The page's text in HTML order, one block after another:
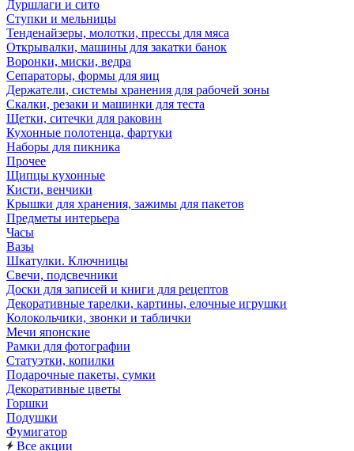
Дуршлаги и сито
Ступки и мельницы
Тенденайзеры, молотки, прессы для мяса
Открывалки, машины для закатки банок
Воронки, миски, ведра
Сепараторы, формы для яиц
Держатели, системы хранения для рабочей зоны
Скалки, резаки и машинки для теста
Щетки, ситечки для раковин
Кухонные полотенца, фартуки
Наборы для пикника
Прочее
Щипцы кухонные
Кисти, венчики
Крышки для хранения, зажимы для пакетов
Предметы интерьера
Часы
Вазы
Шкатулки. Ключницы
Свечи, подсвечники
Доски для записей и книги для рецептов
Декоративные тарелки, картины, елочные игрушки
Колокольчики, звонки и таблички
Мечи японские
Рамки для фотографии
Статуэтки, копилки
Подарочные пакеты, сумки
Декоративные цветы
Горшки
Подушки
Фумигатор
Все акции